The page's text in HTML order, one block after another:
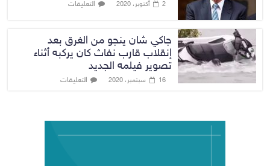
2 أكتوبر، 2020 التعليقات
جاكي شان ينجو من الغرق بعد
إنقلاب قارب نفاث كان يركبه أثناء
تصوير فيلمه الجديد
16 سبتمبر، 2020 التعليقات